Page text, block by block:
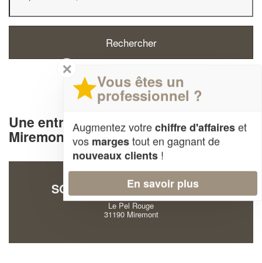
Une entreprise d' ébénisterie à
Miremont (31190)
SOCIÉTÉ DECONS NICOLAS
Le Pel Rouge
31190 Miremont
✕
Vous êtes un
professionnel ?
Augmentez votrechiffre d'affaireset
vos margestout en gagnant de
nouveaux clients !
En savoir plus